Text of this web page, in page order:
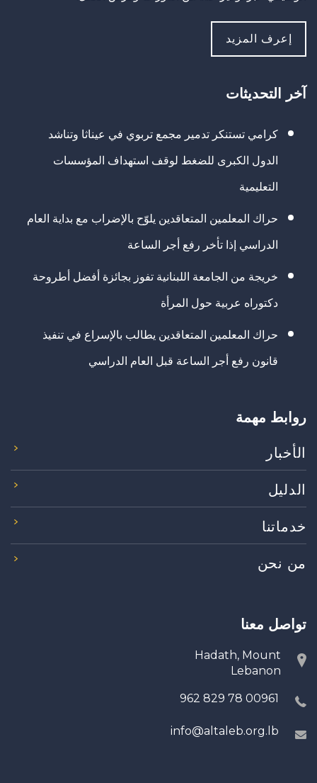
إعرف المزيد
آخر التحديثات
كرامي تستنكر تدمير مجمع تربوي في عيناثا وتناشد
الدول الكبرى للضغط لوقف استهداف المؤسسات
التعليمية
حراك المعلمين المتعاقدين يلوّح بالإضراب مع بداية العام
الدراسي إذا تأخر رفع أجر الساعة
خريجة من الجامعة اللبنانية تفوز بجائزة أفضل أطروحة
دكتوراه عربية حول المرأة
حراك المعلمين المتعاقدين يطالب بالإسراع في تنفيذ
قانون رفع أجر الساعة قبل العام الدراسي
روابط مهمة
الأخبار
الدليل
خدماتنا
من نحن
تواصل معنا
Hadath, Mount
Lebanon
00961 78 829 962
info@altaleb.org.lb